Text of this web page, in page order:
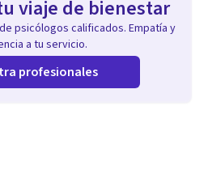
viaje de bienestar
psicólogos calificados. Empatía y
a tu servicio.
profesionales